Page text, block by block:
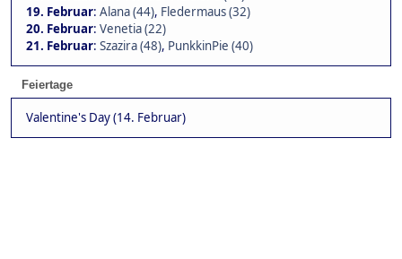
19. Februar: Alana (44), Fledermaus (32)
20. Februar: Venetia (22)
21. Februar: Szazira (48), PunkkinPie (40)
Feiertage
Valentine's Day (14. Februar)